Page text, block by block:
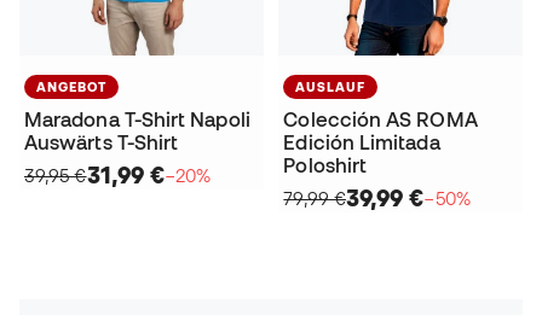
ANGEBOT
Maradona T-Shirt Napoli
Auswärts T-Shirt
39,95 €31,99 €−20%
AUSLAUF
Colección AS ROMA
Edición Limitada
Poloshirt
79,99 €39,99 €−50%